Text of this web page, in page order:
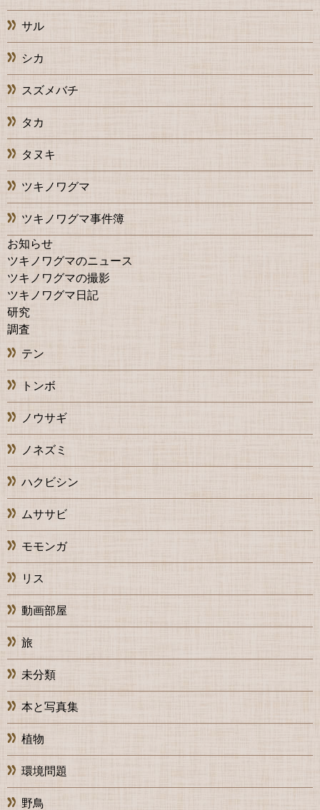
サル
シカ
スズメバチ
タカ
タヌキ
ツキノワグマ
ツキノワグマ事件簿
お知らせ
ツキノワグマのニュース
ツキノワグマの撮影
ツキノワグマ日記
研究
調査
テン
トンボ
ノウサギ
ノネズミ
ハクビシン
ムササビ
モモンガ
リス
動画部屋
旅
未分類
本と写真集
植物
環境問題
野鳥